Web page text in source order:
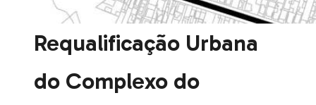
Requalificação Urbana
do Complexo do